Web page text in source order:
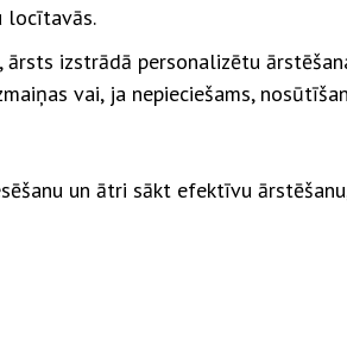
locītavās.
izstrādā personalizētu
vai, ja nepieciešams,
un ātri sākt efektīvu